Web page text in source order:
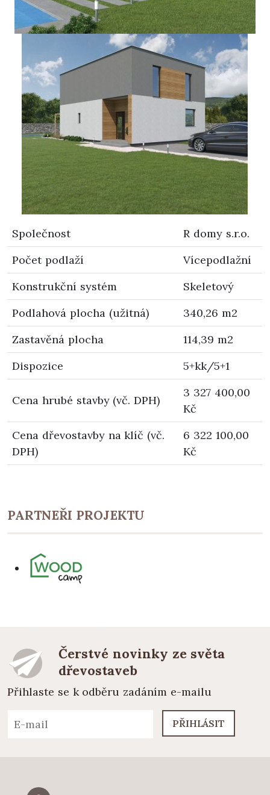
Společnost
R domy s.r.o.
Počet podlaží
Vícepodlažní
Konstrukční systém
Skeletový
Podlahová plocha (užitná)
340,26 m2
Zastavěná plocha
114,39 m2
Dispozice
5+kk/5+1
Cena hrubé stavby (vč. DPH)
3 327 400,00
Kč
Cena dřevostavby na klíč (vč.
DPH)
6 322 100,00
Kč
PARTNEŘI PROJEKTU
Čerstvé novinky ze světa
dřevostaveb
Přihlaste se k odběru zadáním e-mailu
PŘIHLÁSIT